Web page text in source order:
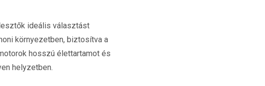
ideális választást
környezetben, biztosítva a
hosszú élettartamot és
helyzetben.